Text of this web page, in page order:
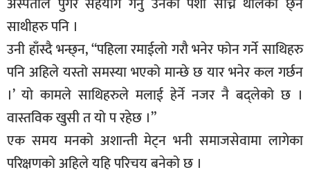
साथीहरु पनि ।
उनी हाँस्दै भन्छ्न, “पहिला रमाईलो गरौ भनेर फोन गर्ने साथिहरु
पनि अहिले यस्तो समस्या भएको मान्छे छ यार भनेर कल गर्छन
।’ यो कामले साथिहरुले मलाई हेर्ने नजर नै बद्लेको छ ।
वास्तविक खुसी त यो प रहेछ ।”
एक समय मनको अशान्ती मेट्न भनी समाजसेवामा लागेका
परिक्षणको अहिले यहि परिचय बनेको छ ।